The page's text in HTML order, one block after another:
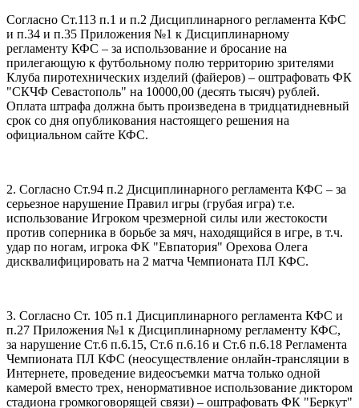
Согласно Ст.113 п.1 и п.2 Дисциплинарного регламента КФС
и п.34 и п.35 Приложения №1 к Дисциплинарному
регламенту КФС – за использование и бросание на
прилегающую к футбольному полю территорию зрителями
Клуба пиротехнических изделий (файеров) – оштрафовать ФК
"СКЧФ Севастополь" на 10000,00 (десять тысяч) рублей.
Оплата штрафа должна быть произведена в тридцатидневный
срок со дня опубликования настоящего решения на
официальном сайте КФС.
2. Согласно Ст.94 п.2 Дисциплинарного регламента КФС – за
серьезное нарушение Правил игры (грубая игра) т.е.
использование Игроком чрезмерной силы или жестокости
против соперника в борьбе за мяч, находящийся в игре, в т.ч.
удар по ногам, игрока ФК "Евпатория" Орехова Олега
дисквалифицировать на 2 матча Чемпионата ПЛ КФС.
3. Согласно Ст. 105 п.1 Дисциплинарного регламента КФС и
п.27 Приложения №1 к Дисциплинарному регламенту КФС,
за нарушение Ст.6 п.6.15, Ст.6 п.6.16 и Ст.6 п.6.18 Регламента
Чемпионата ПЛ КФС (неосуществление онлайн-трансляции в
Интернете, проведение видеосъемки матча только одной
камерой вместо трех, ненормативное использование диктором
стадиона громкоговорящей связи) – оштрафовать ФК "Беркут"